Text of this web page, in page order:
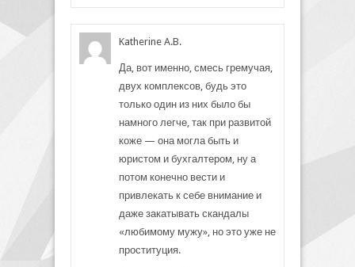
Katherine A.B.
Да, вот именно, смесь гремучая,
двух комплексов, будь это
только один из них было бы
намного легче, так при развитой
коже — она могла быть и
юристом и бухгалтером, ну а
потом конечно вести и
привлекать к себе внимание и
даже закатывать скандалы
«любимому мужу», но это уже не
проституция.